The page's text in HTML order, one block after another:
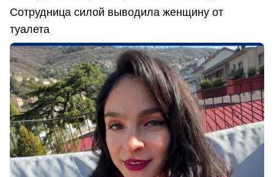
Сотрудница силой выводила женщину от
туалета